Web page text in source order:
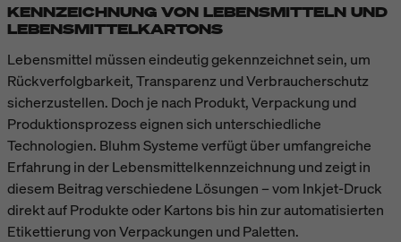
KENNZEICHNUNG VON LEBENSMITTELN UND
LEBENSMITTELKARTONS
Lebensmittel müssen eindeutig gekennzeichnet sein, um
Rückverfolgbarkeit, Transparenz und Verbraucherschutz
sicherzustellen. Doch je nach Produkt, Verpackung und
Produktionsprozess eignen sich unterschiedliche
Technologien. Bluhm Systeme verfügt über umfangreiche
Erfahrung in der Lebensmittelkennzeichnung und zeigt in
diesem Beitrag verschiedene Lösungen – vom Inkjet-Druck
direkt auf Produkte oder Kartons bis hin zur automatisierten
Etikettierung von Verpackungen und Paletten.